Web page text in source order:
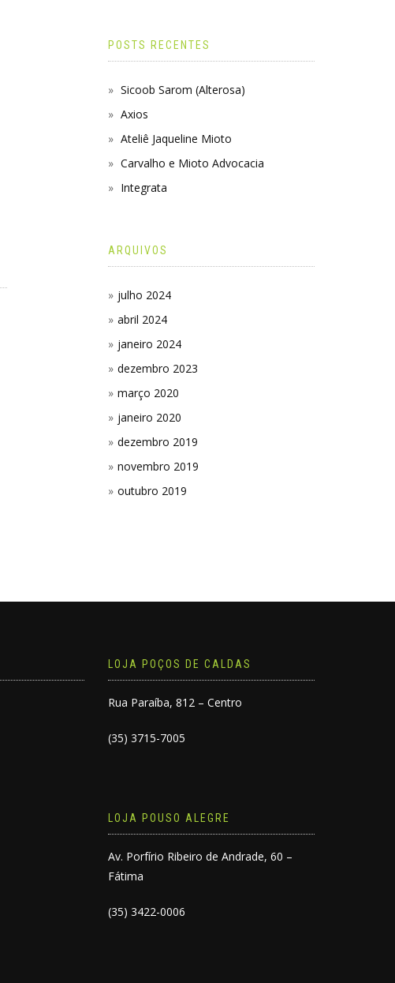
POSTS RECENTES
Sicoob Sarom (Alterosa)
Axios
Ateliê Jaqueline Mioto
Carvalho e Mioto Advocacia
Integrata
ARQUIVOS
julho 2024
abril 2024
janeiro 2024
dezembro 2023
março 2020
janeiro 2020
dezembro 2019
novembro 2019
outubro 2019
LOJA POÇOS DE CALDAS
Rua Paraíba, 812 – Centro
(35) 3715-7005
LOJA POUSO ALEGRE
Av. Porfírio Ribeiro de Andrade, 60 –
Fátima
(35) 3422-0006